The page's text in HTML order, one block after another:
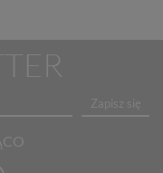
Zapisz się